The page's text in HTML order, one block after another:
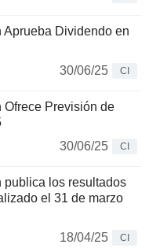
Dividendo en
30/06/25
CI
Previsión de
30/06/25
CI
publica los resultados
el 31 de marzo
18/04/25
CI